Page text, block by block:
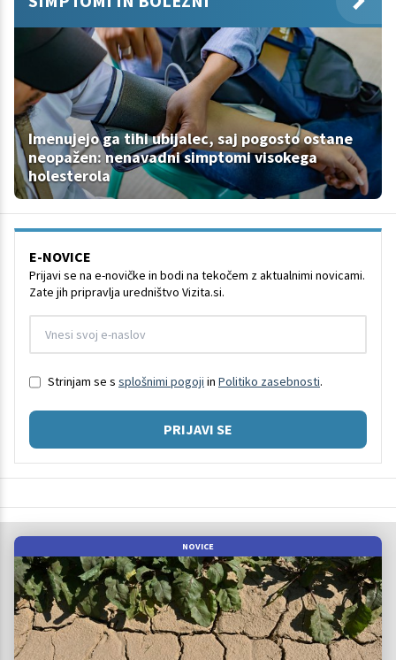
Imenujejo ga tihi ubijalec, saj pogosto ostane
neopažen: nenavadni simptomi visokega
holesterola
E-NOVICE
Prijavi se na e-novičke in bodi na tekočem z aktualnimi novicami.
Zate jih pripravlja uredništvo Vizita.si.
Strinjam se s splošnimi pogoji in Politiko zasebnosti.
PRIJAVI SE
NOVICE